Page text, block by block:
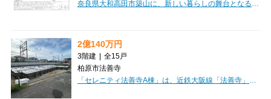
2億140万円
3階建 | 全15戸
柏原市法善寺